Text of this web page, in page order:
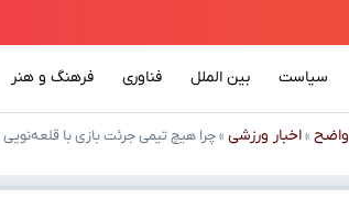
سیاست بین الملل فناوری فرهنگ و هنر
واضح »اخبار ورزشی »چرا هیچ تیمی جرئت بازی با